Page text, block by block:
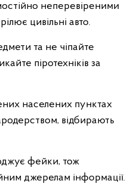
неперевіреними
цивільні авто.
та не чіпайте
піротехніків за
населених пунктах
відбирають
фейки, тож
джерелам інформації.